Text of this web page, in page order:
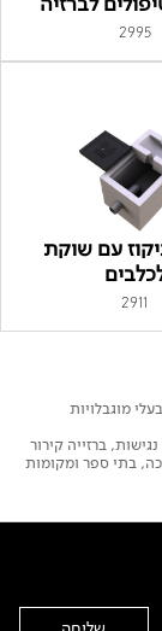
לברזיה
2995
עם שוקת
2911
מוגבלויות
ברזייה קירור
בתי ספר ומקומות